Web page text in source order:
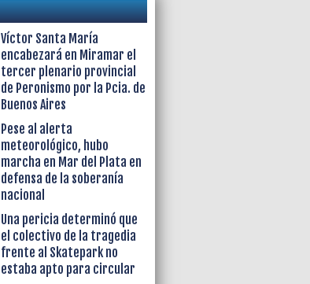
Víctor Santa María
encabezará en Miramar el
tercer plenario provincial
de Peronismo por la Pcia. de
Buenos Aires
Pese al alerta
meteorológico, hubo
marcha en Mar del Plata en
defensa de la soberanía
nacional
Una pericia determinó que
el colectivo de la tragedia
frente al Skatepark no
estaba apto para circular